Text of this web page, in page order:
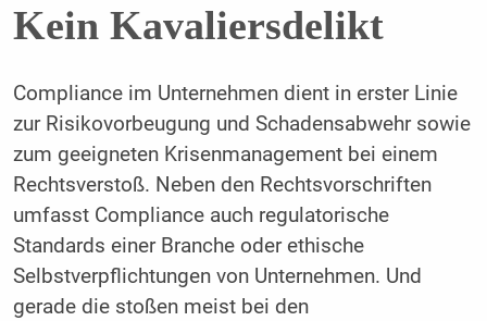
Kein Kavaliersdelikt
Compliance im Unternehmen dient in erster Linie
zur Risikovorbeugung und Schadensabwehr sowie
zum geeigneten Krisenmanagement bei einem
Rechtsverstoß. Neben den Rechtsvorschriften
umfasst Compliance auch regulatorische
Standards einer Branche oder ethische
Selbstverpflichtungen von Unternehmen. Und
gerade die stoßen meist bei den